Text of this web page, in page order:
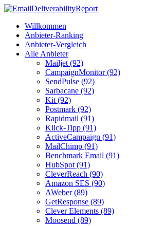
Willkommen
Anbieter-Ranking
Anbieter-Vergleich
Alle Anbieter
Mailjet (92)
CampaignMonitor (92)
SendPulse (92)
Sarbacane (92)
Kit (92)
Postmark (92)
Rapidmail (91)
Klick-Tipp (91)
ActiveCampaign (91)
MailChimp (91)
Benchmark Email (91)
HubSpot (91)
CleverReach (90)
Amazon SES (90)
AWeber (89)
GetResponse (89)
Clever Elements (89)
Moosend (89)